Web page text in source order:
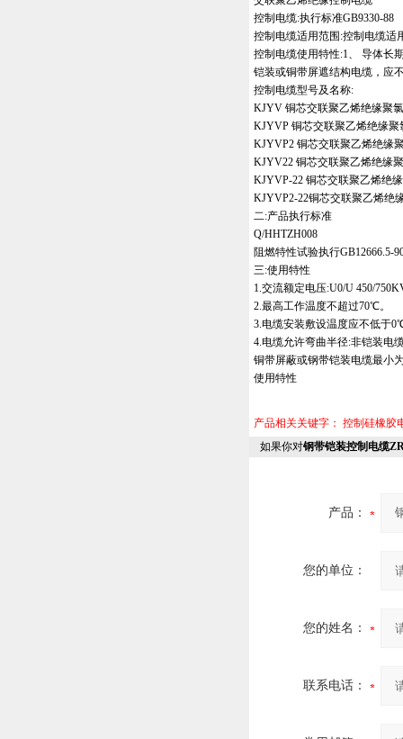
控制电缆:执行标准GB9330-88
控制电缆适用范围:控制电缆适
控制电缆使用特性:1、 导体长
铠装或铜带屏遮结构电缆，应
控制电缆型号及名称:
KJYV 铜芯交联聚乙烯绝缘聚
KJYVP 铜芯交联聚乙烯绝缘
KJYVP2 铜芯交联聚乙烯绝缘
KJYV22 铜芯交联聚乙烯绝缘
KJYVP-22 铜芯交联聚乙烯绝
KJYVP2-22铜芯交联聚乙烯绝
二:产品执行标准
Q/HHTZH008
阻燃特性试验执行GB12666.5-
三:使用特性
1.交流额定电压:U0/U 450/
2.最高工作温度不超过70℃。
3.电缆安装敷设温度应不低于
4.电缆允许弯曲半径:非铠装电
铜带屏蔽或钢带铠装电缆最小
使用特性
产品相关关键字： 控制硅橡胶
如果你对钢带铠装控制电缆
产品：
您的单位：
您的姓名：
联系电话：